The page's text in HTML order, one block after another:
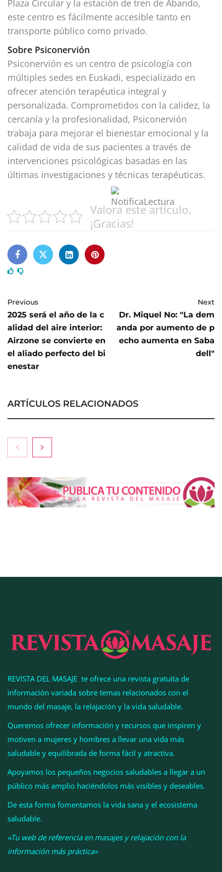
Plaza Circular y la estación de tren de Abando,
este centro es fácilmente accesible tanto en
transporte público como privado.
Sobre Psiconervión
Psiconervión es un centro de psicología con
múltiples sedes en Euskadi, especializado en
ofrecer atención terapéutica integral y
personalizada. Comprometidos con la calidez, la
cercanía y la profesionalidad, Psiconervión
trabaja para mejorar el bienestar emocional y la
calidad de vida de sus pacientes a través de
intervenciones psicológicas basadas en las
últimas investigaciones y técnicas terapéuticas.
Valora este artículo,
¡Gracias!
Previous
2025 será el año de la c
alidad del aire interior:
Airzone se convierte en
el aliado perfecto del bi
enestar
Next
Dr. Miquel No: "La dem
anda por aumento de p
echo aumenta en Saba
dell"
ARTÍCULOS RELACIONADOS
Esenzzia da la bienvenida a agosto con
perfumes de equivalencia
REVISTA DEL MASAJE te ofrece una revista gratuita de
información variada sobre temas relacionados con el
mundo del masaje, la relajación y la vida saludable.
Queremos ofrecer información y recursos que inspiren y
motiven a mujeres y hombres a llevar una vida más
saludable y equilibrada de forma fácil y atractiva.
Apoyamos los pequeños negocios saludables a llegar a un
público más amplio haciéndolos más visibles y deseables.
De esta forma fomentamos la vida sana y el ecosistema
saludable.
«Tu web de referencia en masajes y relajación con la
información más práctica»